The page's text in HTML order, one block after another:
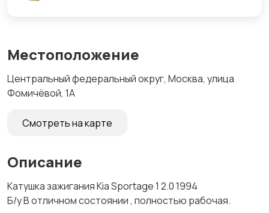
Местоположение
Центральный федеральный округ, Москва, улица
Фомичёвой, 1А
Смотреть на карте
Описание
Катушка зажигания Kia Sportage 1 2.0 1994
Б/у В отличном состоянии , полностью рабочая.